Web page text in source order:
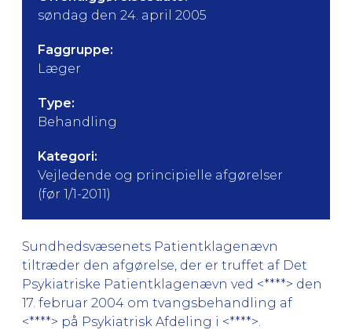
søndag den 24. april 2005
Faggruppe:
Læger
Type:
Behandling
Kategori:
Vejledende og principielle afgørelser
(før 1/1-2011)
Sundhedsvæsenets Patientklagenævn
tiltræder den afgørelse, der er truffet af Det
Psykiatriske Patientklagenævn ved <****> den
17. februar 2004 om tvangsbehandling af
<****> på Psykiatrisk Afdeling i <****>.